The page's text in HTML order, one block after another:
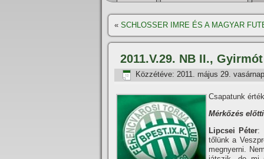
« SCHLOSSER IMRE ÉS A MAGYAR
2011.V.29. NB II.,
Közzétéve: 2011. május 29. vasárnap
Csapatunk
Mérkőzés
Lipcsei Péter:
tőlünk a
megnyerni.